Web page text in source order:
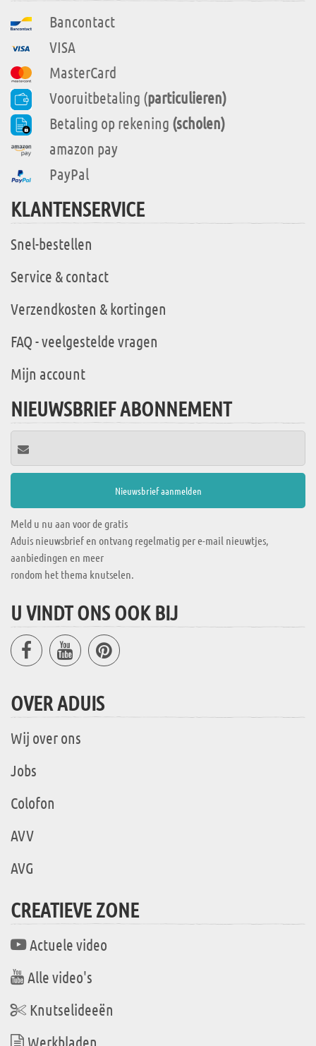
Bancontact
VISA
MasterCard
Vooruitbetaling (particulieren)
Betaling op rekening (scholen)
amazon pay
PayPal
KLANTENSERVICE
Snel-bestellen
Service & contact
Verzendkosten & kortingen
FAQ - veelgestelde vragen
Mijn account
NIEUWSBRIEF ABONNEMENT
Meld u nu aan voor de gratis
Aduis nieuwsbrief en ontvang regelmatig per e-mail nieuwtjes,
aanbiedingen en meer
rondom het thema knutselen.
U VINDT ONS OOK BIJ
OVER ADUIS
Wij over ons
Jobs
Colofon
AVV
AVG
CREATIEVE ZONE
Actuele video
Alle video's
Knutselideeën
Werkbladen